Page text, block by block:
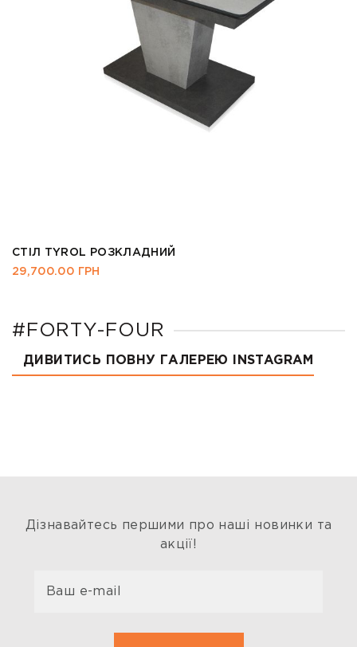
СТІЛ TYROL РОЗКЛАДНИЙ
29,700.00 ГРН
#FORTY-FOUR
ДИВИТИСЬ ПОВНУ ГАЛЕРЕЮ INSTAGRAM
Дізнавайтесь першими про наші новинки та
акції!